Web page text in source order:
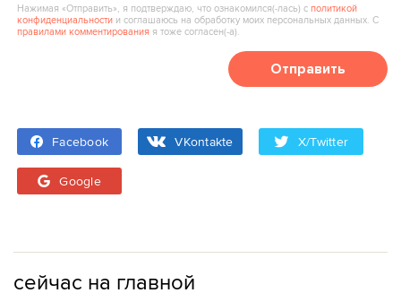
Нажимая «Отправить», я подтверждаю, что ознакомился(‑лась) сполитикой
конфиденциальности и соглашаюсь на обработку моих персональных данных. С
правилами комментирования я тоже согласен(‑а).
Отправить
Facebook VKontakte X/Twitter
Google
сейчас на главной